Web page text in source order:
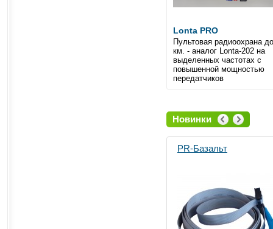
Lonta PRO
Пультовая радиоохрана
км. - аналог Lonta-202 на
выделенных частотах с
повышенной мощностью
передатчиков
Новинки
PR-Базальт